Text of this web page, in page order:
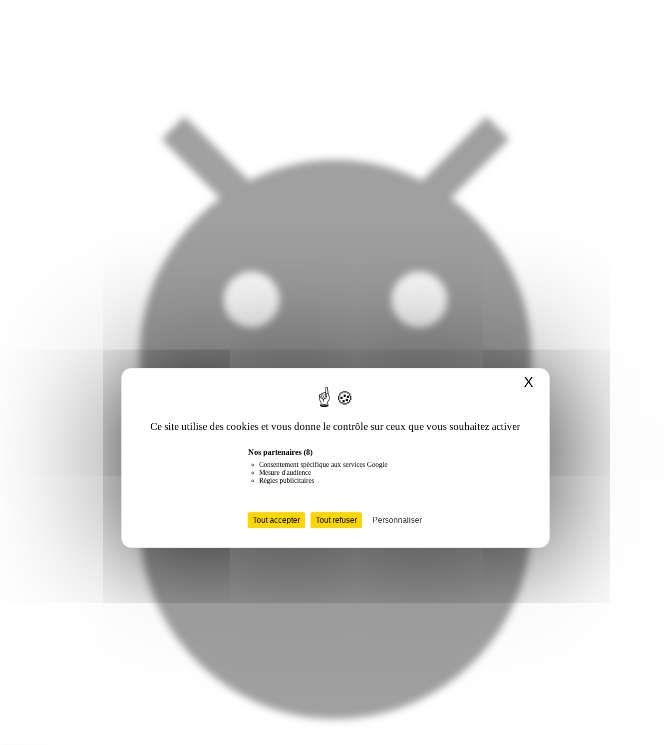
Ce site utilise des cookies et vous donne le contrôle sur ceux que vous souhaitez activer
Nos partenaires (8)
Consentement spécifique aux services Google
Mesure d'audience
Régies publicitaires
Tout accepter Tout refuser Personnaliser
X